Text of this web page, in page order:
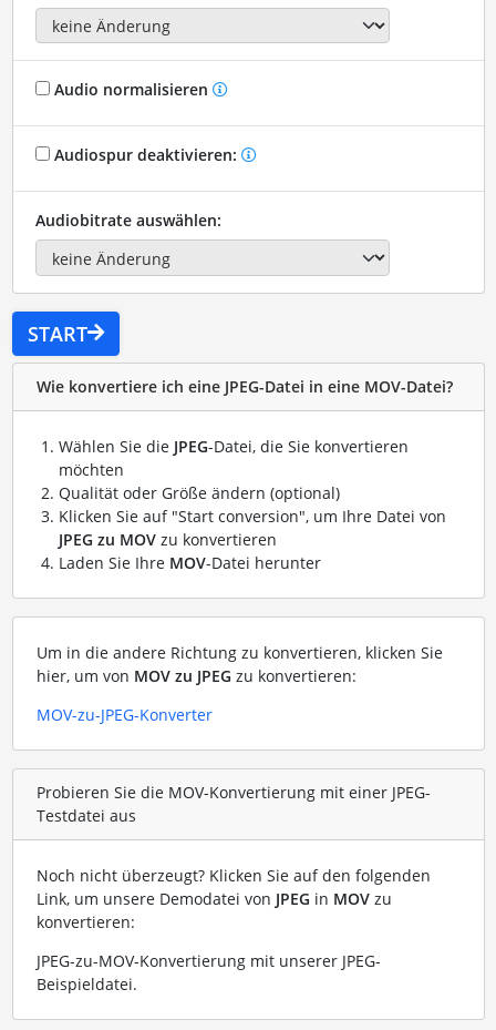
Audio normalisieren
Audiospur deaktivieren:
Audiobitrate auswählen:
START
Wie konvertiere ich eine JPEG-Datei in eine MOV-Datei?
Wählen Sie die JPEG-Datei, die Sie konvertieren
möchten
Qualität oder Größe ändern (optional)
Klicken Sie auf "Start conversion", um Ihre Datei von
JPEG zu MOVzu konvertieren
Laden Sie Ihre MOV-Datei herunter
Um in die andere Richtung zu konvertieren, klicken Sie
hier, um von MOV zu JPEG zu konvertieren:
MOV-zu-JPEG-Konverter
Probieren Sie die MOV-Konvertierung mit einer JPEG-
Testdatei aus
Noch nicht überzeugt? Klicken Sie auf den folgenden
Link, um unsere Demodatei von JPEG in MOVzu
konvertieren:
JPEG-zu-MOV-Konvertierung mit unserer JPEG-
Beispieldatei.